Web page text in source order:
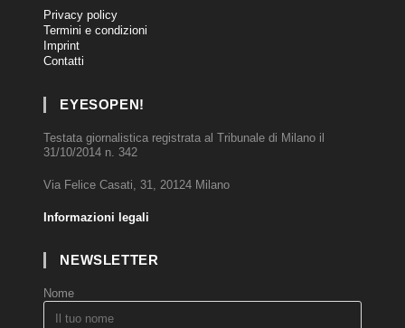
Privacy policy
Termini e condizioni
Imprint
Contatti
EYESOPEN!
Testata giornalistica registrata al Tribunale di Milano il
31/10/2014 n. 342
Via Felice Casati, 31, 20124 Milano
Informazioni legali
NEWSLETTER
Nome